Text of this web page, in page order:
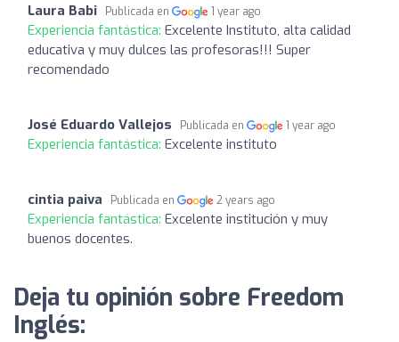
Laura Babi Publicada en 1 year ago
Experiencia fantástica: Excelente Instituto, alta calidad
educativa y muy dulces las profesoras!!! Super
recomendado
José Eduardo Vallejos Publicada en 1 year ago
Experiencia fantástica: Excelente instituto
cintia paiva Publicada en 2 years ago
Experiencia fantástica: Excelente institución y muy
buenos docentes.
Deja tu opinión sobre Freedom
Inglés: